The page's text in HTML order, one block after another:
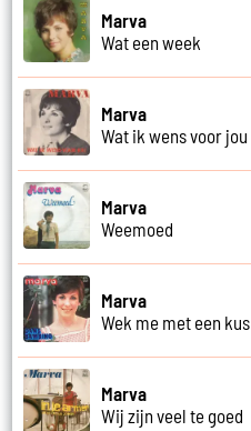
Marva
Wat een week
Marva
Wat ik wens voor jou
Marva
Weemoed
Marva
Wek me met een kus
Marva
Wij zijn veel te goed